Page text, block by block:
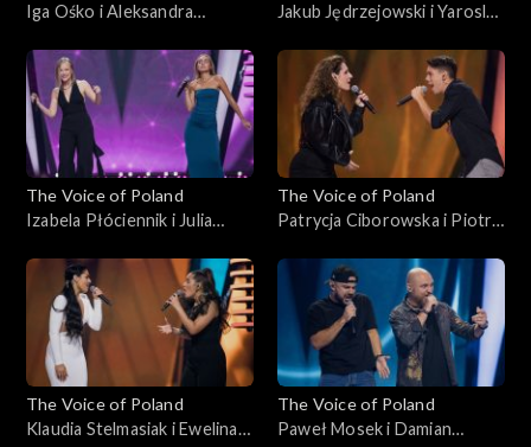
Iga Ośko i Aleksandra
License”; „The Voice of
Poland”, Bitwy, 26
października 2024
Jakub Jędrzejowski i Yaroslav
„The Voice of Poland”, Bitwy,
26 października 2024
The Voice of Poland
Izabela Płóciennik i Julia
Were Waiting (For Me)”;
„The Voice of Poland”, Bitwy,
26 października 2024
The Voice of Poland
Patrycja Ciborowska i Piotr
Poland”, Bitwy, 26
października 2024
The Voice of Poland
Klaudia Stelmasiak i Ewelina
The Voice of Poland
Paweł Mosek i Damian